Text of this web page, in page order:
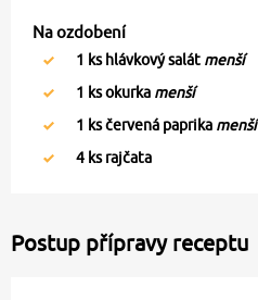
Na ozdobení
1 ks hlávkový salát menší
1 ks okurka menší
1 ks červená paprika menší
4 ks rajčata
Postup přípravy receptu